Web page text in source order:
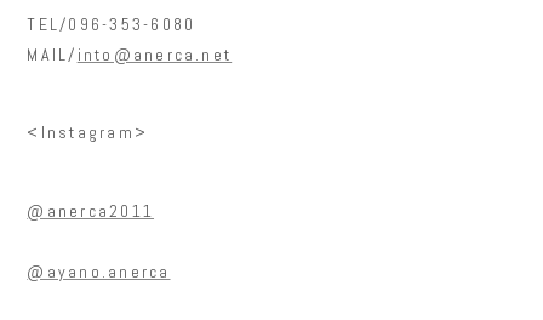
TEL/096-353-6080
MAIL/ into@anerca.net
<Instagram>
@anerca2011
@ayano.anerca